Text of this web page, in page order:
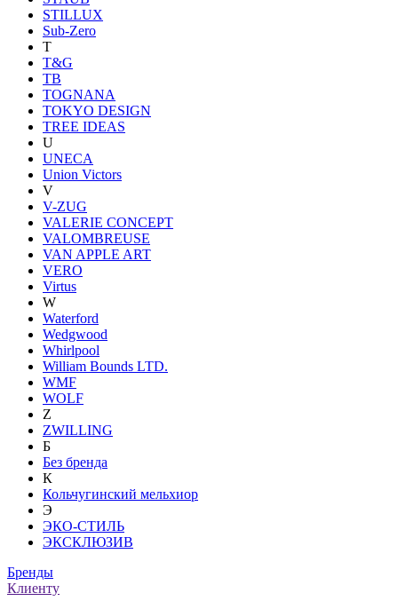
STILLUX
Sub-Zero
T
T&G
TB
TOGNANA
TOKYO DESIGN
TREE IDEAS
U
UNECA
Union Victors
V
V-ZUG
VALERIE CONCEPT
VALOMBREUSE
VAN APPLE ART
VERO
Virtus
W
Waterford
Wedgwood
Whirlpool
William Bounds LTD.
WMF
WOLF
Z
ZWILLING
Б
Без бренда
К
Кольчугинский мельхиор
Э
ЭКО-СТИЛЬ
ЭКСКЛЮЗИВ
Бренды
Клиенту